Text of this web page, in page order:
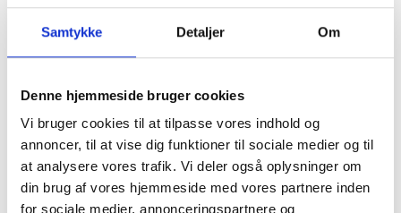
Samtykke Detaljer Om
Denne hjemmeside bruger cookies
Vi bruger cookies til at tilpasse vores indhold og
annoncer, til at vise dig funktioner til sociale medier og til
at analysere vores trafik. Vi deler også oplysninger om
din brug af vores hjemmeside med vores partnere inden
for sociale medier, annonceringspartnere og
99 kr. TILFØJ